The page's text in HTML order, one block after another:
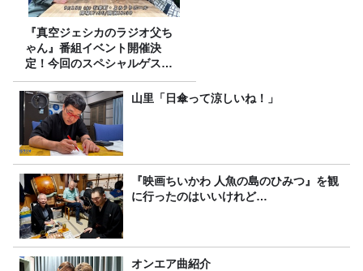
『真空ジェシカのラジオ父ち
ゃん』番組イベント開催決
定！今回のスペシャルゲスト
は、タカアンドトシ！
山里「日傘って涼しいね！」
『映画ちいかわ 人魚の島のひみつ』を観
に行ったのはいいけれど…
オンエア曲紹介